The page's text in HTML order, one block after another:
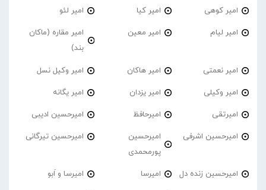
امیر کوهی امیر کیا امیر لئو
امیر لیام امیر معین
امیر مقاره (ماکان
بند)
امیر نعمتی امیر هاکان امیر وکیل نسل
امیر وکیلی امیر یزدان امیر یگانه
امیرتقی امیرحافظ امیرحسین ادیبی
امیرحسین اشرفی
امیرحسین
پورمحمدی
امیرحسین تیرگانی
امیرحسین زنده دل امیرسا امیرسا و اَبو